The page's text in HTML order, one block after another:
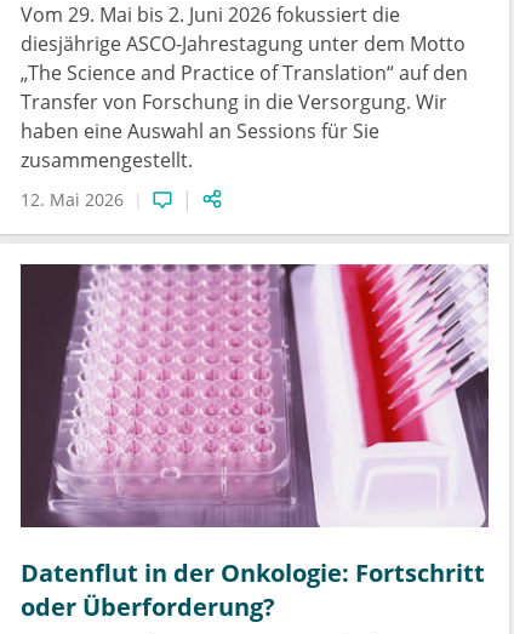
Vom 29. Mai bis 2. Juni 2026 fokussiert die
diesjährige ASCO-Jahrestagung unter dem Motto
„The Science and Practice of Translation“ auf den
Transfer von Forschung in die Versorgung. Wir
haben eine Auswahl an Sessions für Sie
zusammengestellt.
12. Mai 2026
Datenflut in der Onkologie: Fortschritt
oder Überforderung?